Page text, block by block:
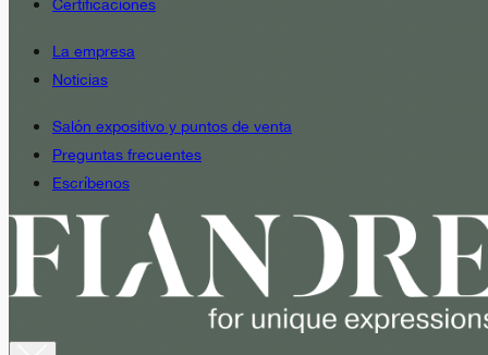
Certificaciones
La empresa
Noticias
Salón expositivo y puntos de venta
Preguntas frecuentes
Escríbenos